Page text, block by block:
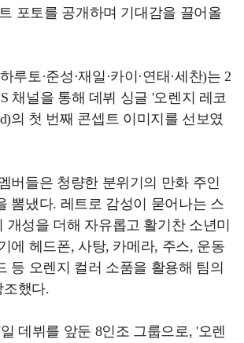
포토를 공개하며 기대감을 끌어올
루토·준성·재일·카이·연태·세찬)는 2
채널을 통해 데뷔 싱글 '오렌지 레코
의 첫 번째 콘셉트 이미지를 선보였
버들은 청량한 분위기의 만화 주인
뽐냈다. 레트로 감성이 묻어나는 스
개성을 더해 자유롭고 활기찬 소년미
에 헤드폰, 사탕, 카메라, 주스, 운동
등 오렌지 컬러 소품을 활용해 팀의
조했다.
데뷔를 앞둔 8인조 그룹으로, '오렌